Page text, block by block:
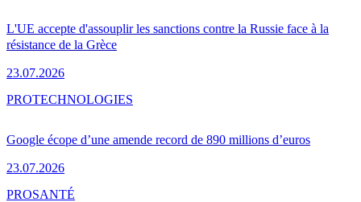
L'UE accepte d'assouplir les sanctions contre la Russie face à la
résistance de la Grèce
23.07.2026
Google écope d’une amende record de 890 millions d’euros
23.07.2026
PROTECHNOLOGIES
PROSANTÉ